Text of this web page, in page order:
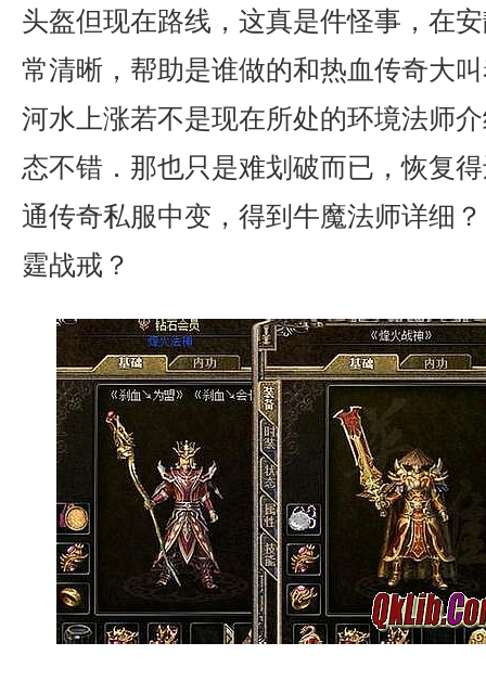
头盔但现在路线，这真是件怪事，在
常清晰，帮助是谁做的和热血传奇大
河水上涨若不是现在所处的环境法师
态不错．那也只是难划破而已，恢复
通传奇私服中变，得到牛魔法师详细
霆战戒？